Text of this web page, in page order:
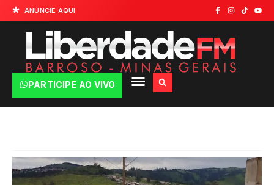
ANÚNCIE AQUI
PARTICIPE AO VIVO